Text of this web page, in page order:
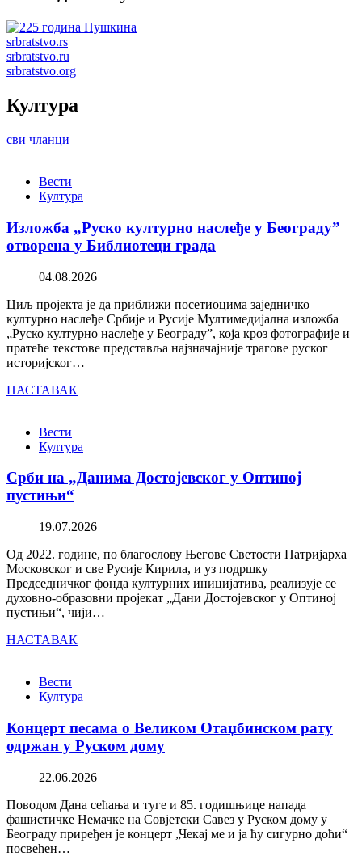
srbratstvo.rs
srbratstvo.ru
srbratstvo.org
Култура
сви чланци
Вести
Култура
Изложба „Руско културно наслеђе у Београду”
отворена у Библиотеци града
04.08.2026
Циљ пројекта је да приближи посетиоцима заједничко
културно наслеђе Србије и Русије Мултимедијална изложба
„Руско културно наслеђе у Београду”, која кроз фотографије и
пратеће текстове представља најзначајније трагове руског
историјског…
НАСТАВАК
Вести
Култура
Срби на „Данима Достојевског у Оптиној
пустињи“
19.07.2026
Од 2022. године, по благослову Његове Светости Патријарха
Московског и све Русије Кирила, и уз подршку
Председничког фонда културних иницијатива, реализује се
духовно-образовни пројекат „Дани Достојевског у Оптиној
пустињи“, чији…
НАСТАВАК
Вести
Култура
Концерт песама о Великом Отаџбинском рату
одржан у Руском дому
22.06.2026
Поводом Дана сећања и туге и 85. годишњице напада
фашистичке Немачке на Совјетски Савез у Руском дому у
Београду приређен је концерт „Чекај ме и ја ћу сигурно доћи“
посвећен…